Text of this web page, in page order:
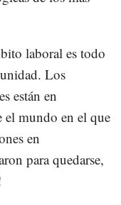
laboral es todo
Los
están en
el mundo en el que
en
para quedarse,